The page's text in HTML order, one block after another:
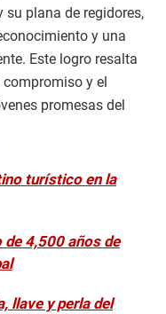
su plana de regidores,
y una
Este logro resalta
y el
promesas del
turístico en la
4,500 años de
llave y perla del